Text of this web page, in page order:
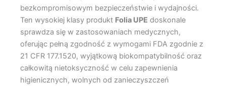
bezkompromisowym bezpieczeństwie i wydajności.
Ten wysokiej klasy produkt Folia UPE doskonale
sprawdza się w zastosowaniach medycznych,
oferując pełną zgodność z wymogami FDA zgodnie z
21 CFR 177.1520, wyjątkową biokompatybilność oraz
całkowitą nietoksyczność w celu zapewnienia
higienicznych, wolnych od zanieczyszczeń